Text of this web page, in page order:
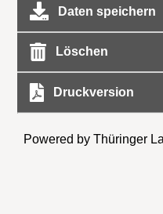
Daten speichern
Löschen
Druckversion
Powered by Thüringer